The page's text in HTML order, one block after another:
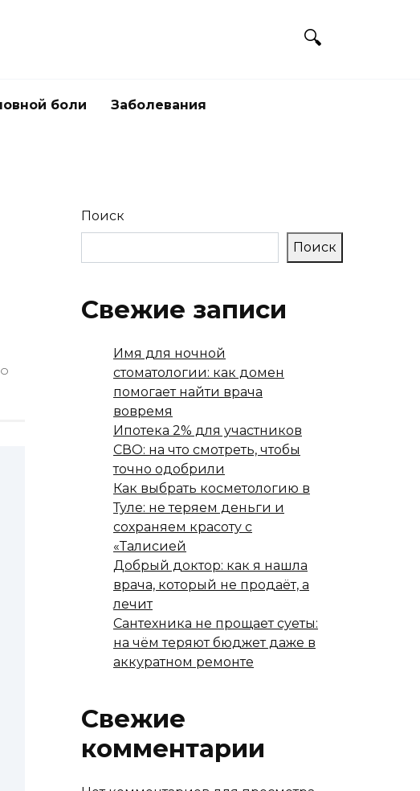
боли Заболевания
Поиск
Поиск
Свежие записи
Имя для ночной
стоматологии: как домен
помогает найти врача
вовремя
Ипотека 2% для участников
СВО: на что смотреть, чтобы
точно одобрили
Как выбрать косметологию в
Туле: не теряем деньги и
сохраняем красоту с
«Талисией
Добрый доктор: как я нашла
врача, который не продаёт, а
лечит
Сантехника не прощает суеты:
на чём теряют бюджет даже в
аккуратном ремонте
Свежие
комментарии